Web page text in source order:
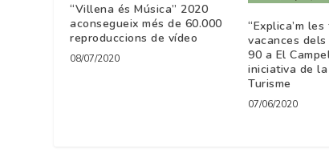
“Villena és Música” 2020
aconsegueix més de 60.000
reproduccions de vídeo
08/07/2020
“Explica’m
vacances
90 a El
iniciativa de
Turisme
07/06/2020